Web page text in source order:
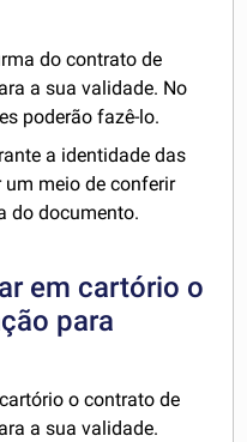
do contrato de
a sua validade. No
poderão fazê-lo.
a identidade das
um meio de conferir
do documento.
em cartório o
para
o contrato de
a sua validade.